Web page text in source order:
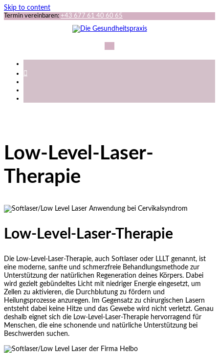
Skip to content
Termin vereinbaren: +43 677 61 40 60 65
Low-Level-Laser-
Therapie
Low-Level-Laser-Therapie
Die Low-Level-Laser-Therapie, auch Softlaser oder LLLT genannt, ist
eine moderne, sanfte und schmerzfreie Behandlungsmethode zur
Unterstützung der natürlichen Regeneration deines Körpers. Dabei
wird gezielt gebündeltes Licht mit niedriger Energie eingesetzt, um
Zellen zu aktivieren, die Durchblutung zu fördern und
Heilungsprozesse anzuregen. Im Gegensatz zu chirurgischen Lasern
entsteht dabei keine Hitze und das Gewebe wird nicht verletzt. Genau
deshalb eignet sich die Low-Level-Laser-Therapie hervorragend für
Menschen, die eine schonende und natürliche Unterstützung bei
Beschwerden suchen.